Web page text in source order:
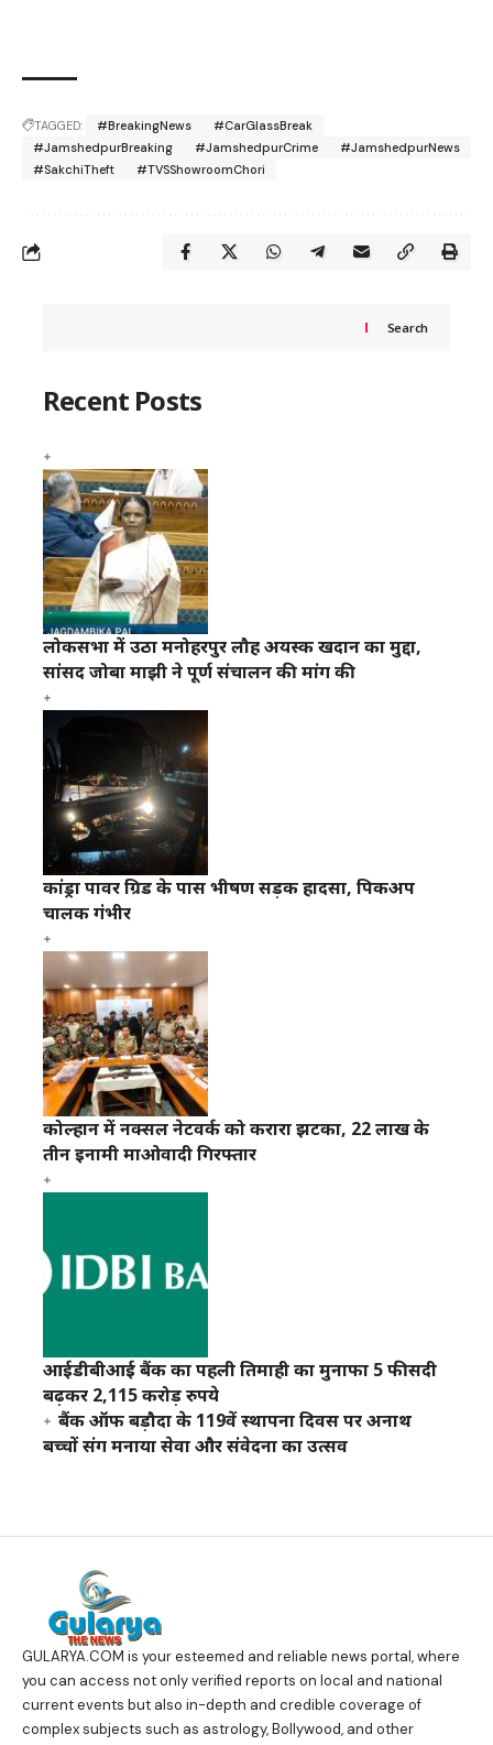
TAGGED: #BreakingNews
#CarGlassBreak
#JamshedpurBreaking
#JamshedpurCrime
#JamshedpurNews
#SakchiTheft
#TVSShowroomChori
Search
Recent Posts
लोकसभा में उठा मनोहरपुर लौह अयस्क खदान का मुद्दा,
सांसद जोबा माझी ने पूर्ण संचालन की मांग की
कांड्रा पावर ग्रिड के पास भीषण सड़क हादसा, पिकअप
चालक गंभीर
कोल्हान में नक्सल नेटवर्क को करारा झटका, 22 लाख के
तीन इनामी माओवादी गिरफ्तार
आईडीबीआई बैंक का पहली तिमाही का मुनाफा 5 फीसदी
बढ़कर 2,115 करोड़ रुपये
बैंक ऑफ बड़ौदा के 119वें स्थापना दिवस पर अनाथ
बच्चों संग मनाया सेवा और संवेदना का उत्सव
GULARYA.COM is your esteemed and reliable news portal, where
you can access not only verified reports on local and national
current events but also in-depth and credible coverage of
complex subjects such as astrology, Bollywood, and other